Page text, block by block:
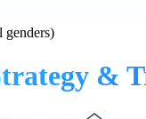
genders)
&